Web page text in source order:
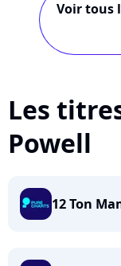
Voir tous
Les
Powell
12 Ton